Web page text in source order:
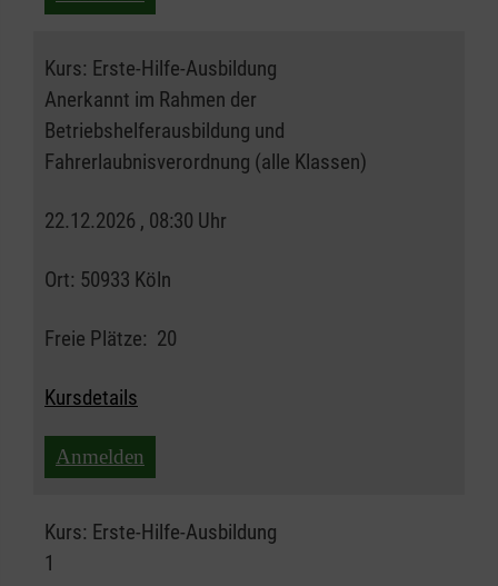
Kurs: Erste-Hilfe-Ausbildung
Anerkannt im Rahmen der
Betriebshelferausbildung und
Fahrerlaubnisverordnung (alle Klassen)
22.12.2026 , 08:30 Uhr
Ort: 50933 Köln
Freie Plätze: 20
Kursdetails
Anmelden
Kurs: Erste-Hilfe-Ausbildung
1